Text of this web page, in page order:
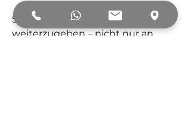
Sein Ziel ist es, diese Werte
weiterzugeben – nicht nur an